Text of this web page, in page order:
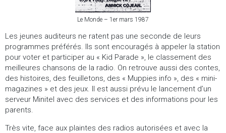
Le Monde – 1er mars 1987
Les jeunes auditeurs ne ratent pas une seconde de leurs
programmes préférés. Ils sont encouragés à appeler la station
pour voter et participer au « Kid Parade », le classement des
meilleures chansons de la radio. On retrouve aussi des contes,
des histoires, des feuilletons, des « Muppies info », des « mini-
magazines » et des jeux. Il est aussi prévu le lancement d’un
serveur Minitel avec des services et des informations pour les
parents.
Très vite, face aux plaintes des radios autorisées et avec la